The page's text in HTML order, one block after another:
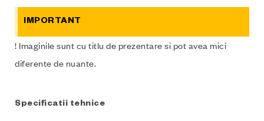
IMPORTANT
! Imaginile sunt cu titlu de prezentare si pot avea mici
diferente de nuante.
Specificatii tehnice